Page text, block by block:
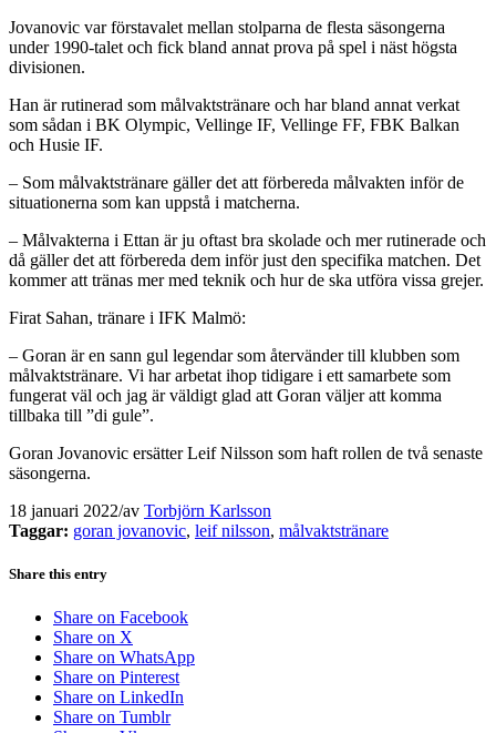
Jovanovic var förstavalet mellan stolparna de flesta säsongerna
under 1990-talet och fick bland annat prova på spel i näst högsta
divisionen.
Han är rutinerad som målvaktstränare och har bland annat verkat
som sådan i BK Olympic, Vellinge IF, Vellinge FF, FBK Balkan
och Husie IF.
– Som målvaktstränare gäller det att förbereda målvakten inför de
situationerna som kan uppstå i matcherna.
– Målvakterna i Ettan är ju oftast bra skolade och mer rutinerade och
då gäller det att förbereda dem inför just den specifika matchen. Det
kommer att tränas mer med teknik och hur de ska utföra vissa grejer.
Firat Sahan, tränare i IFK Malmö:
– Goran är en sann gul legendar som återvänder till klubben som
målvaktstränare. Vi har arbetat ihop tidigare i ett samarbete som
fungerat väl och jag är väldigt glad att Goran väljer att komma
tillbaka till ”di gule”.
Goran Jovanovic ersätter Leif Nilsson som haft rollen de två senaste
säsongerna.
18 januari 2022/av Torbjörn Karlsson
Taggar: goran jovanovic, leif nilsson, målvaktstränare
Share this entry
Share on Facebook
Share on X
Share on WhatsApp
Share on Pinterest
Share on LinkedIn
Share on Tumblr